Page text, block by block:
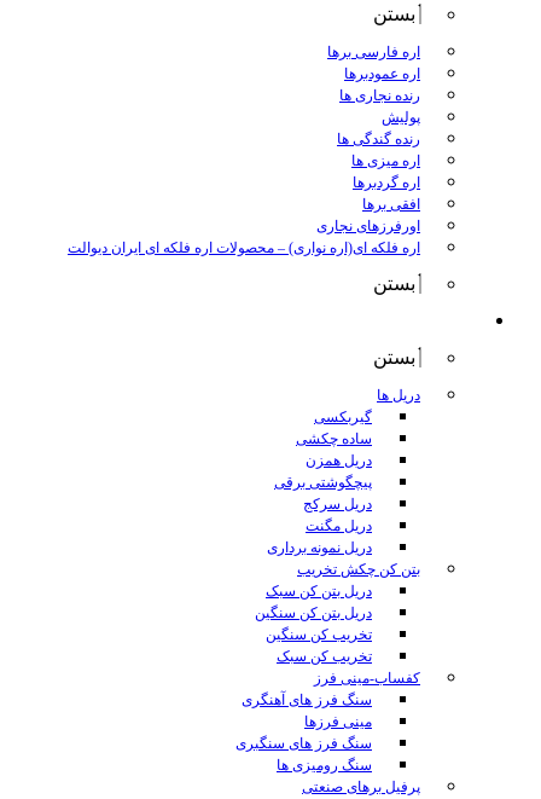
بستن
اره فارسی برها
اره عمودبرها
رنده نجاری ها
پولیش
رنده گندگی ها
اره میزی ها
اره گردبرها
افقی برها
اورفرزهای نجاری
اره فلکه ای(اره نواری) – محصولات اره فلکه ای ایران دیوالت
بستن
بستن
دریل ها
گیربکسی
ساده چکشی
دریل همزن
پیچگوشتی برقی
دریل سرکج
دریل مگنت
دریل نمونه برداری
بتن کن چکش تخریب
دریل بتن کن سبک
دریل بتن کن سنگین
تخریب کن سنگین
تخریب کن سبک
کفساب-مینی فرز
سنگ فرز های آهنگری
مینی فرزها
سنگ فرز های سنگبری
سنگ رومیزی ها
پرفیل برهای صنعتی